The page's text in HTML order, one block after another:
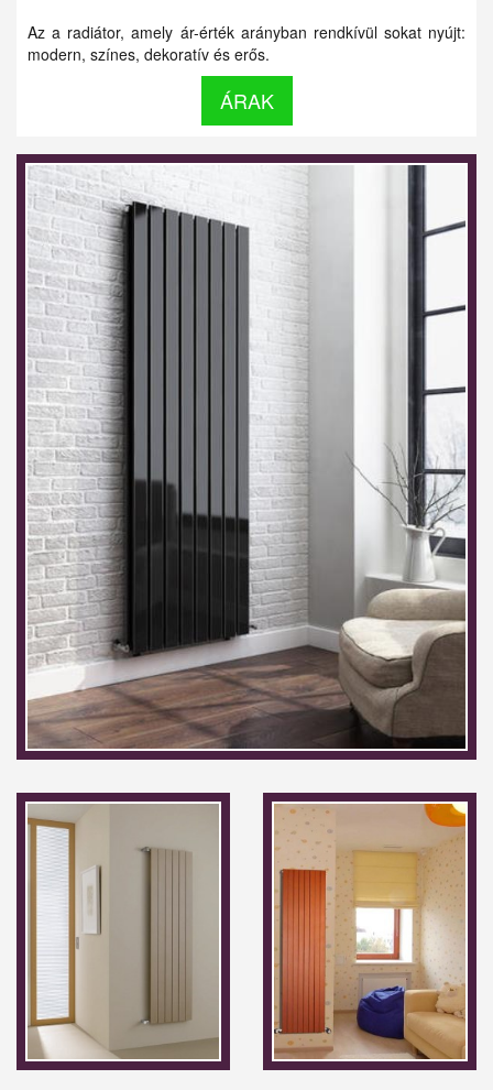
Az a radiátor, amely ár-érték arányban rendkívül sokat nyújt:
modern, színes, dekoratív és erős.
ÁRAK